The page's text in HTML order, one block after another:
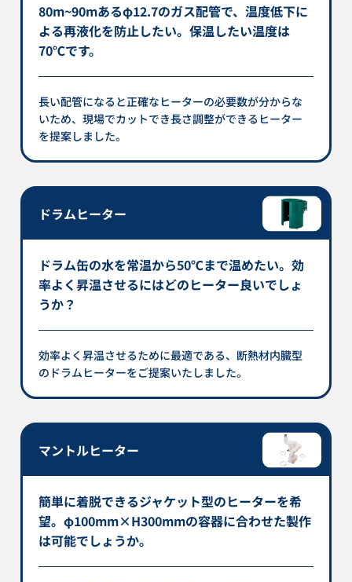
80m~90mあるφ12.7のガス配管で、温度低下に
よる再液化を防止したい。保温したい温度は
70℃です。
長い配管になると正確なヒーターの必要数が分からな
いため、現場でカットでき長さ調整ができるヒーター
を提案しました。
ドラムヒーター
ドラム缶の水を常温から50℃まで温めたい。効
率よく昇温させるにはどのヒーター良いでしょ
うか？
効率よく昇温させるために最適である、断熱材内臓型
のドラムヒーターをご提案いたしました。
マントルヒーター
簡単に着脱できるジャケット型のヒーターを希
望。φ100mm×H300mmの容器に合わせた製作
は可能でしょうか。